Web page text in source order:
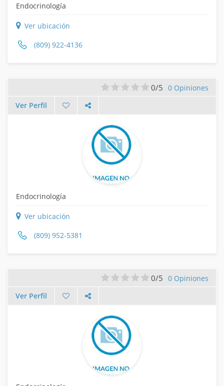
Endocrinología
Ver ubicación
(809) 922-4136
0/5 0 Opiniones
Ver Perfil
Endocrinología
Ver ubicación
(809) 952-5381
0/5 0 Opiniones
Ver Perfil